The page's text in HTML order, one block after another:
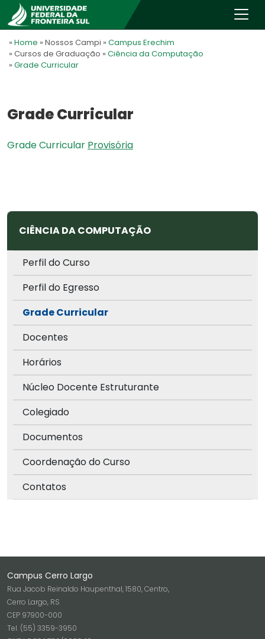
» Home » Nossos Campi » Campus Erechim
» Cursos de Graduação » Ciência da Computação
» Grade Curricular
Grade Curricular
Grade Curricular Provisória
CIÊNCIA DA COMPUTAÇÃO
Perfil do Curso
Perfil do Egresso
Grade Curricular
Docentes
Horários
Núcleo Docente Estruturante
Colegiado
Documentos
Coordenação do Curso
Contatos
Campus Cerro Largo
Rua Jacob Reinaldo Haupenthal, 1580, Centro,
Cerro Largo, RS
CEP 97900-000
Tel. (55) 3359-3950